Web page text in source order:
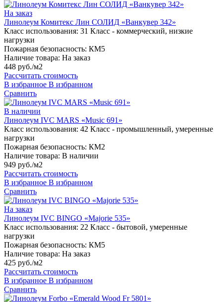
На заказ
Линолеум Комитекс Лин СОЛИД «Ванкувер 342»
Класс использования: 31 Класс - коммерческий, низкие
нагрузки
Пожарная безопасность: КМ5
Наличие товара: На заказ
448 руб./м2
Рассчитать стоимость
В избранное В избранном
Сравнить
В наличии
Линолеум IVC MARS «Music 691»
Класс использования: 42 Класс - промышленный, умеренные
нагрузки
Пожарная безопасность: КМ2
Наличие товара: В наличии
949 руб./м2
Рассчитать стоимость
В избранное В избранном
Сравнить
На заказ
Линолеум IVC BINGO «Majorie 535»
Класс использования: 22 Класс - бытовой, умеренные
нагрузки
Пожарная безопасность: КМ5
Наличие товара: На заказ
425 руб./м2
Рассчитать стоимость
В избранное В избранном
Сравнить